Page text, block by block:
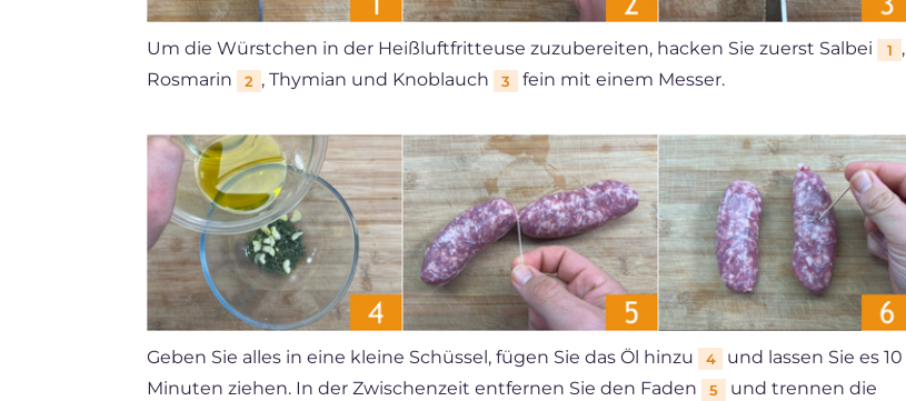
Um die Würstchen in der Heißluftfritteuse zuzubereiten, hacken Sie zuerst Salbei 1
,
Rosmarin
2 , Thymian und Knoblauch 3 fein mit einem Messer.
Geben Sie alles in eine kleine Schüssel, fügen Sie das Öl hinzu 4
und lassen Sie es 10
Minuten ziehen. In der Zwischenzeit entfernen Sie den Faden
5
und trennen die